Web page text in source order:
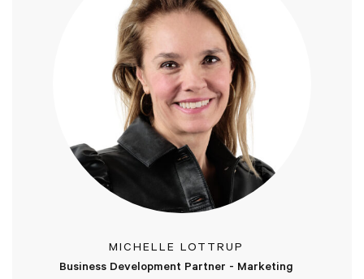
MICHELLE LOTTRUP
Business Development Partner - Marketing